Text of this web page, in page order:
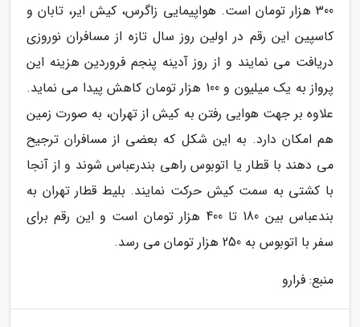
300 هزار تومان است. هواپیمایی زاگرس، کیش ایر، تابان و
کاسپین این رقم در اولین روز سال تازه از مسافران نوروزی
دریافت می نمایند و از روز آدینه پنجم فروردین هزینه این
پرواز به یک میلیون و 100 هزار تومان کاهش پیدا می نماید.
علاوه بر جهت هوایی رفتن به کیش از تهران، به صورت زمین
هم امکان دارد. به این شکل که بعضی از مسافران ترجیح
می دهند با قطار یا اتوبوس راهی بندرعباس شوند و از آنجا
با کشتی به سمت کیش حرکت نمایند. بلیط قطار تهران به
بندعباس بین 180 تا 400 هزار تومان است و این رقم برای
سفر با اتوبوس به 250 هزار تومان می رسد.
منبع: فرارو